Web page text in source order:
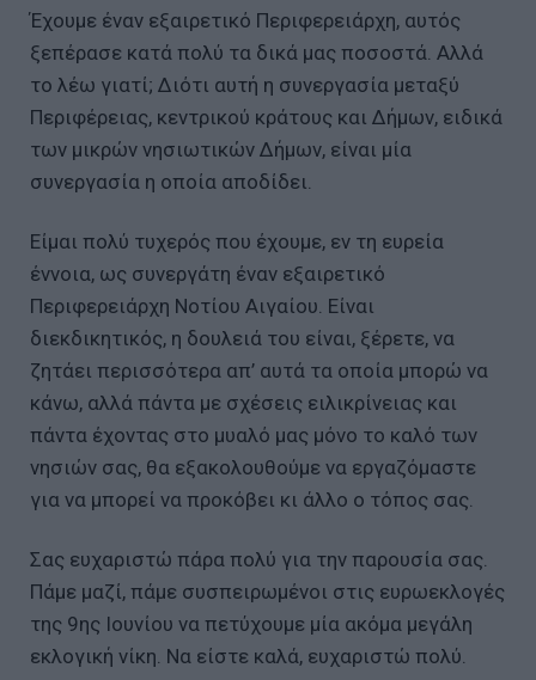
Έχουμε έναν εξαιρετικό Περιφερειάρχη, αυτός
ξεπέρασε κατά πολύ τα δικά μας ποσοστά. Αλλά
το λέω γιατί; Διότι αυτή η συνεργασία μεταξύ
Περιφέρειας, κεντρικού κράτους και Δήμων, ειδικά
των μικρών νησιωτικών Δήμων, είναι μία
συνεργασία η οποία αποδίδει.
Είμαι πολύ τυχερός που έχουμε, εν τη ευρεία
έννοια, ως συνεργάτη έναν εξαιρετικό
Περιφερειάρχη Νοτίου Αιγαίου. Είναι
διεκδικητικός, η δουλειά του είναι, ξέρετε, να
ζητάει περισσότερα απ’ αυτά τα οποία μπορώ να
κάνω, αλλά πάντα με σχέσεις ειλικρίνειας και
πάντα έχοντας στο μυαλό μας μόνο το καλό των
νησιών σας, θα εξακολουθούμε να εργαζόμαστε
για να μπορεί να προκόβει κι άλλο ο τόπος σας.
Σας ευχαριστώ πάρα πολύ για την παρουσία σας.
Πάμε μαζί, πάμε συσπειρωμένοι στις ευρωεκλογές
της 9ης Ιουνίου να πετύχουμε μία ακόμα μεγάλη
εκλογική νίκη. Να είστε καλά, ευχαριστώ πολύ.